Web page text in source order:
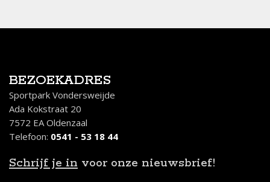
BEZOEKADRES
Sportpark Vondersweijde
Ada Kokstraat 20
7572 EA Oldenzaal
Telefoon: 0541 - 53 18 44
Schrijf je in voor onze nieuwsbrief!